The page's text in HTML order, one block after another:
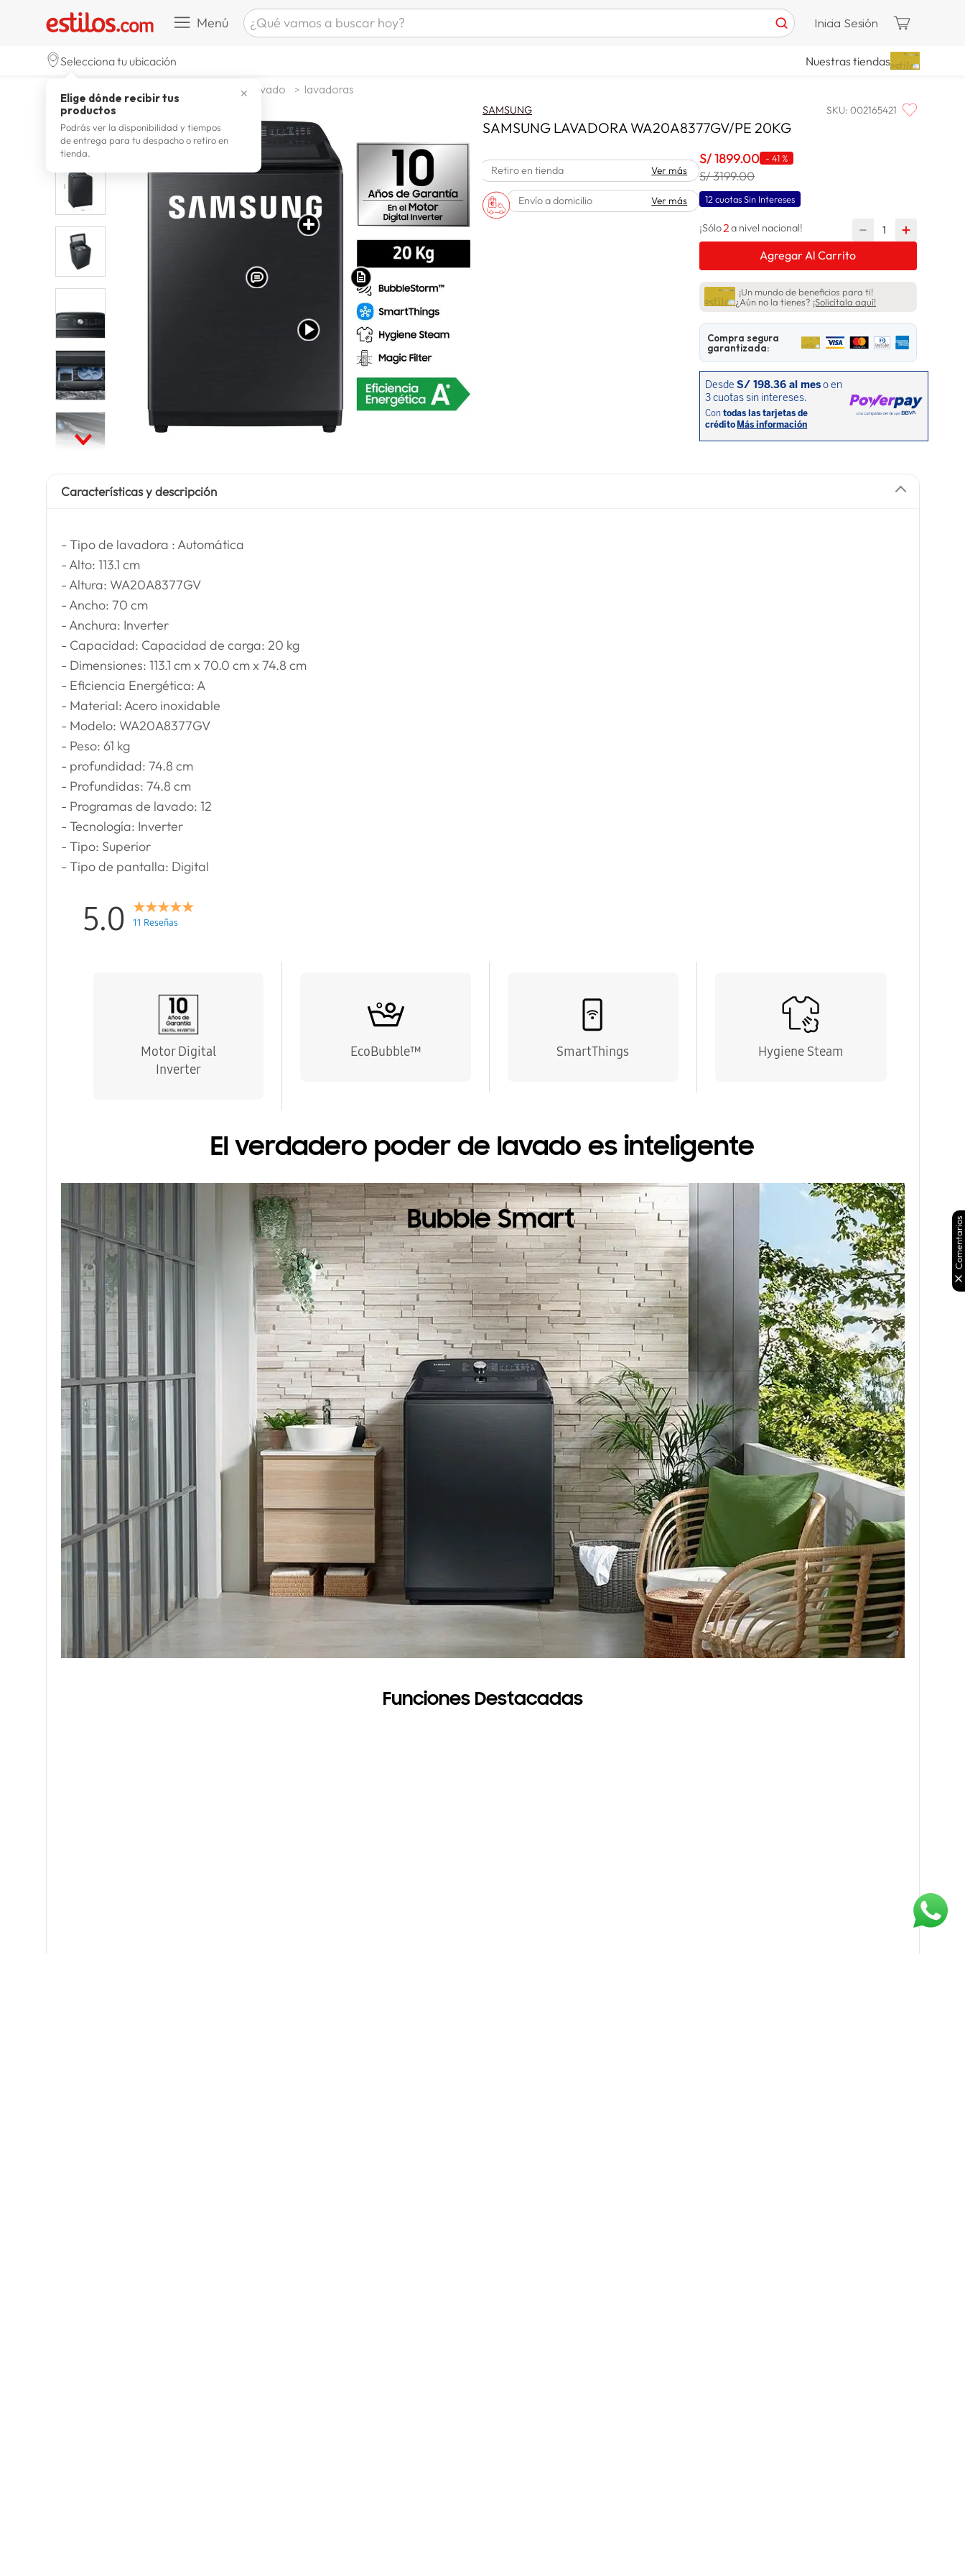
Menú ¿Qué vamos a buscar hoy?
3. zapatillas hombre
5. zapatillas
tv
laptop
9.
Inicia Sesión
Selecciona tu ubicación
✕
Elige dónde recibir tus
productos
Podrás ver la disponibilidad y tiempos
de entrega para tu despacho o retiro en
tienda.
Nuestras tiendas
lavado lavadoras
SAMSUNG SKU: 002165421
SAMSUNG LAVADORA WA20A8377GV/PE 20KG
Retiro en tienda Ver más
Envío a domicilio Ver más
S/1899.00 -41 %
S/ 3199.00
12 cuotas Sin Intereses
¡Sólo2a nivel nacional! ＋
－
Agregar Al Carrito
¡Un mundo de beneficios para ti!
¿Aún no la tienes? ¡Solicítala aquí!
Compra segura
garantizada:
Características y descripción
- Tipo de lavadora : Automática
- Alto: 113.1 cm
- Altura: WA20A8377GV
- Ancho: 70 cm
- Anchura: Inverter
- Capacidad: Capacidad de carga: 20 kg
- Dimensiones: 113.1 cm x 70.0 cm x 74.8 cm
- Eficiencia Energética: A
- Material: Acero inoxidable
- Modelo: WA20A8377GV
- Peso: 61 kg
- profundidad: 74.8 cm
- Profundidas: 74.8 cm
- Programas de lavado: 12
- Tecnología: Inverter
- Tipo: Superior
- Tipo de pantalla: Digital
5.0 11 Reseñas
Motor Digital
Inverter
EcoBubble™ SmartThings Hygiene Steam
El verdadero poder de lavado es inteligente
Bubble Smart
Funciones Destacadas
lavado generado por el pulsador
Dual Storm™
Comentarios